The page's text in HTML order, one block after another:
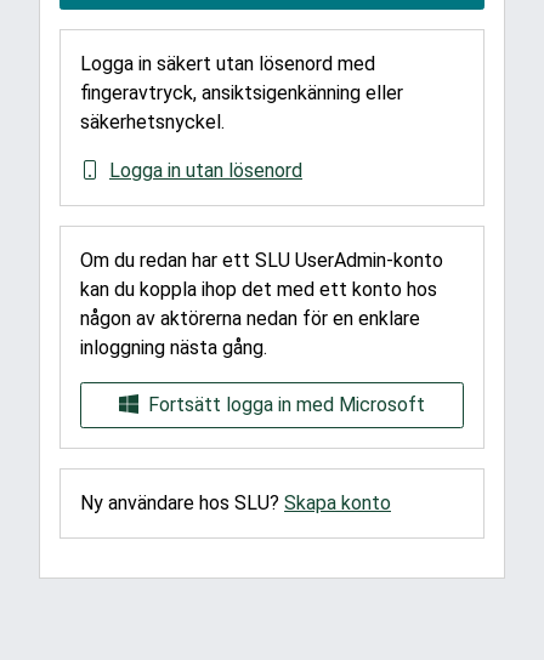
Logga in säkert utan lösenord med
fingeravtryck, ansiktsigenkänning eller
säkerhetsnyckel.
Logga in utan lösenord
Om du redan har ett SLU UserAdmin-konto
kan du koppla ihop det med ett konto hos
någon av aktörerna nedan för en enklare
inloggning nästa gång.
Fortsätt logga in med Microsoft
Ny användare hos SLU? Skapa konto